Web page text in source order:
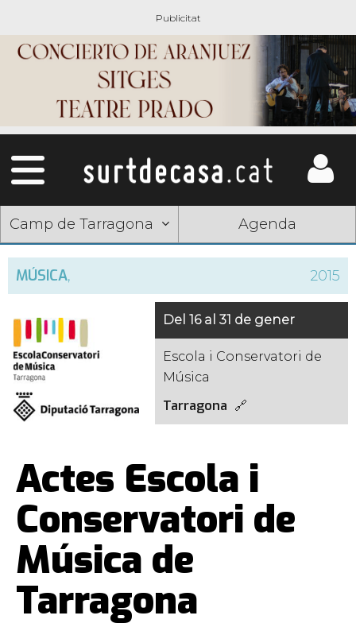
Camp de Tarragona Agenda
MÚSICA, 2015
Del 16 al 31 de gener
Escola i Conservatori de
Música
Tarragona
Actes Escola i
Conservatori de
Música de
Tarragona